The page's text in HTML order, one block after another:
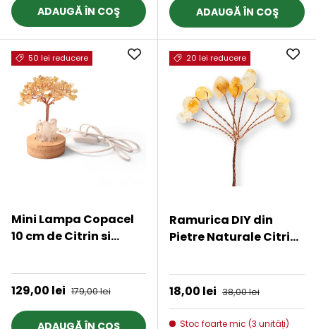
ADAUGĂ ÎN COŞ ADAUGĂ ÎN COŞ
50 lei reducere
Mini Lampa Copacel
10 cm de Citrin si
USB - Amplifica
Energia Pozitiva si
Preț de vânzare
129,00 lei Preț obișnuit
179,00 lei
20 lei reducere
Ramurica DIY din
Pietre Naturale Citrin
Preț de vânzare
18,00 lei Preț obișnuit
38,00 lei
Stoc foarte mic (3 unități)